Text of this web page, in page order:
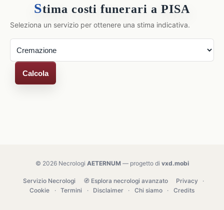
Stima costi funerari a PISA
Seleziona un servizio per ottenere una stima indicativa.
Calcola
© 2026 Necrologi AETERNUM— progetto di vxd.mobi
Servizio Necrologi 🧭 Esplora necrologi avanzato Privacy
·
Cookie
· Termini · Disclaimer · Chi siamo · Credits